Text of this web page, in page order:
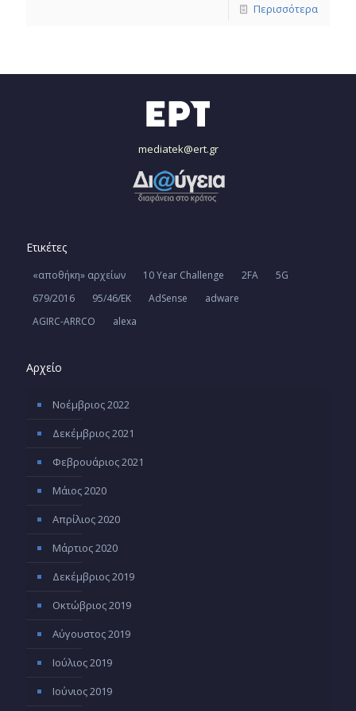
Περισσότερα
mediatek@ert.gr
Ετικέτες
«αποθήκη» αρχείων 10 Year Challenge 2FA
5G
679/2016
95/46/ΕΚ AdSense
adware
AGIRC-ARRCO
alexa
Αρχείο
Νοέμβριος 2022
Δεκέμβριος 2021
Φεβρουάριος 2021
Μάιος 2020
Απρίλιος 2020
Μάρτιος 2020
Δεκέμβριος 2019
Οκτώβριος 2019
Αύγουστος 2019
Ιούλιος 2019
Ιούνιος 2019